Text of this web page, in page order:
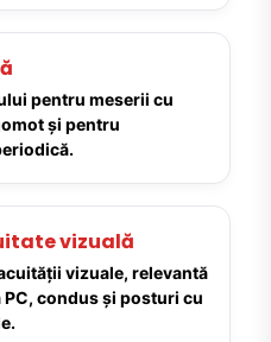
pentru meserii cu
și pentru
vizuală
vizuale, relevantă
condus și posturi cu